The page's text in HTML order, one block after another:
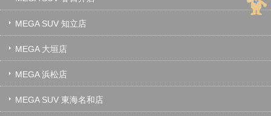
MEGA SUV 知立店
MEGA 大垣店
MEGA 浜松店
MEGA SUV 東海名和店